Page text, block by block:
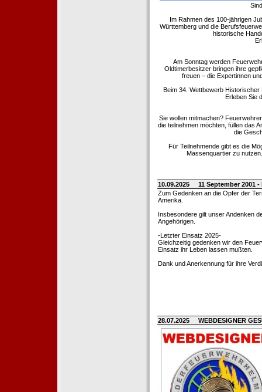
Im Rahmen des 100-jährigen
Württemberg und die
historische
Am Sonntag werden
Oldtimerbesitzer bringen ihre
freuen – die Expertinnen
Beim 34. Wettbewerb
Erleben Sie
Sie wollen mitmachen?
die teilnehmen möchten, füllen das
die
Für Teilnehmende gibt es die
Massenquartier zu
10.09.2025
11 September 2001
Zum Gedenken an die Opfer der
Amerika.
Insbesondere gilt unser Andenken
Angehörigen.
-Letzter Einsatz 2025-
Gleichzeitig gedenken wir den
Einsatz ihr Leben lassen mußten.
Dank und Anerkennung für ihre
28.07.2025 WEBDESIGNER